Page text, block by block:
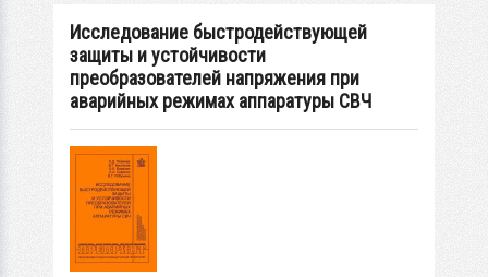
Исследование быстродействующей
защиты и устойчивости
преобразователей напряжения при
аварийных режимах аппаратуры СВЧ